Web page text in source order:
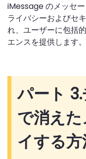
iMessage のメッセ
ライバシーおよびセ
れ、ユーザーに包括
エンスを提供します。
パート 3.
で消え
イする方